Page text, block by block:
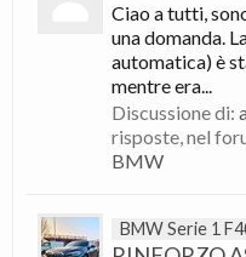
Ciao a tutti,
una domanda.
automatica) è
mentre era...
Discussione di:
risposte, nel
BMW
BMW Serie 1